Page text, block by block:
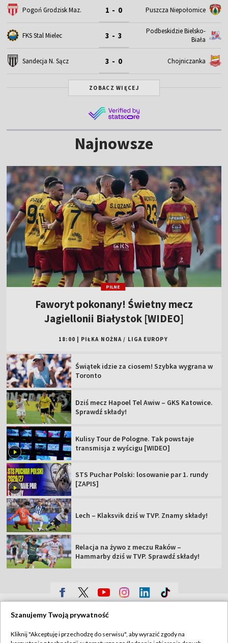
Pogoń Grodzisk Maz. 1 - 0 Puszcza Niepołomice
FKS Stal Mielec 3 - 3
Podbeskidzie Bielsko-
Biała
Sandecja N. Sącz 3 - 0 Chojniczanka
ZOBACZ WIĘCEJ
Najnowsze
PILNE
Faworyt pokonany! Świetny mecz
Jagiellonii Białystok [WIDEO]
18:00 PIŁKA NOŻNA / LIGA EUROPY
Świątek idzie za ciosem! Szybka wygrana w
Toronto
Dziś mecz Hapoel Tel Awiw – GKS Katowice.
Sprawdź składy!
Kulisy Tour de Pologne. Tak powstaje
transmisja z wyścigu [WIDEO]
STS Puchar Polski: losowanie par 1. rundy
[ZAPIS]
Lech – Klaksvik dziś w TVP. Znamy składy!
Relacja na żywo z meczu Raków –
Hammarby dziś w TVP. Sprawdź składy!
Szanujemy Twoją prywatność
Kliknij "Akceptuję i przechodzę do serwisu", aby wyrazić zgody na